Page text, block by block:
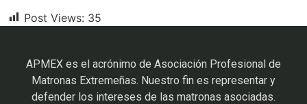
Post Views: 35
APMEX es el acrónimo de Asociación Profesional de
Matronas Extremeñas. Nuestro fin es representar y
defender los intereses de las matronas asociadas.